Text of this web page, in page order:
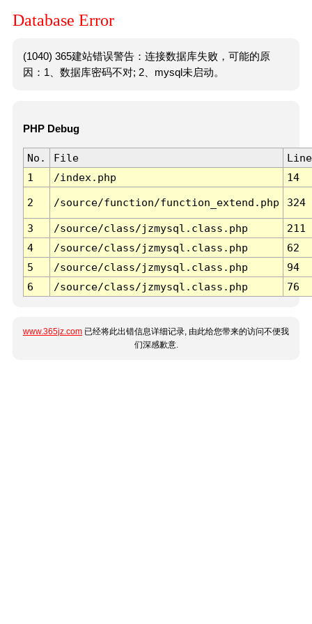
Database Error
(1040) 365建站错误警告：连接数据库失败，可能的原
因：1、数据库密码不对; 2、mysql未启动。
PHP Debug
No. File
Line
1
/index.php 14
2 /source/function/function_extend.php 324
3 /source/class/jzmysql.class.php
211
4
/source/class/jzmysql.class.php
62
5
/source/class/jzmysql.class.php
94
6
/source/class/jzmysql.class.php 76
www.365jz.com 已经将此出错信息详细记录, 由此给您带来的访问不便我
们深感歉意.